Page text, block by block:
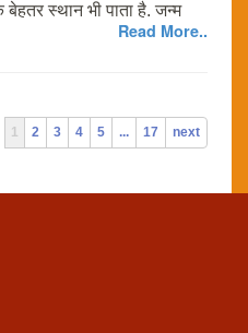
स्थान भी पाता है. जन्म
Read More..
1 2 3 4 5 ... 17 next